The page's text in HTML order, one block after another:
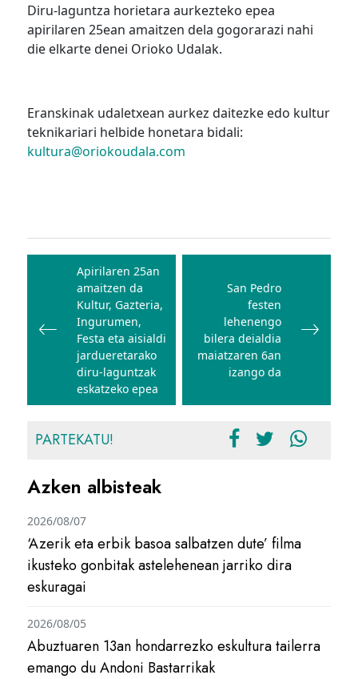
Diru-laguntza horietara aurkezteko epea
apirilaren 25ean amaitzen dela gogorarazi nahi
die elkarte denei Orioko Udalak.
Eranskinak udaletxean aurkez daitezke edo kultur
teknikariari helbide honetara bidali:
kultura@oriokoudala.com
Bidalketetan
zehar
nabigatu
Apirilaren 25an
amaitzen da
Kultur, Gazteria,
Ingurumen,
Festa eta aisialdi
jardueretarako
diru-laguntzak
eskatzeko epea
San Pedro
festen
lehenengo
bilera deialdia
maiatzaren 6an
izango da
PARTEKATU!
Azken albisteak
‘Azerik eta erbik basoa salbatzen dute’ filma
ikusteko gonbitak astelehenean jarriko dira
eskuragai
2026/08/07
Abuztuaren 13an hondarrezko eskultura tailerra
emango du Andoni Bastarrikak
2026/08/05